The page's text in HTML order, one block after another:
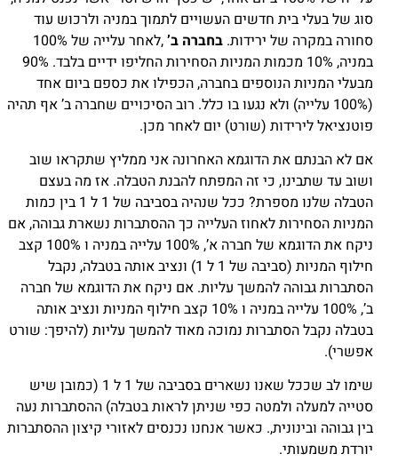
סוג של בעלי בית חדשים העשויים לתמוך במניה ולרכוש עוד
סחורה במקרה של ירידות. בחברה ב’
,לאחר עלייה של 100%
במניה, 10% מכמות המניות הסחירות החליפו ידיים בלבד. 90%
מבעלי המניות הנוספים בחברה, הכפילו את כספם ביום אחד
(100% עלייה) ולא נגעו בו כלל. רוב הסיכויים שחברה ב’ אף תהיה
פוטנציאל לירידות (שורט) יום לאחר מכן.
אם לא הבנתם את הדוגמא האחרונה אני ממליץ שתקראו שוב
ושוב עד שתבינו, כי זה המפתח להבנת הטבלה. אז מה בעצם
הטבלה שלנו מספרת? ככל שנהיה בסביבה של 1 ל 1 בין כמות
המניות הסחירות לאחוז העלייה כך ההסתברות נשארת גבוהה, אם
ניקח את הדוגמא של חברה א’, 100% עלייה במניה ו 100% קצב
חילוף המניות (סביבה של 1 ל 1) ונציב אותה בטבלה, נקבל
הסתברות גבוהה להמשך עליות. אם ניקח את הדוגמא של חברה
ב’, 100% עלייה במניה ו 10% קצב חילוף המניות ונציב אותה
בטבלה נקבל הסתברות נמוכה מאוד להמשך עליות (להיפך: שורט
אפשרי).
שימו לב שככל שאנו נשארים בסביבה של 1 ל 1 (כמובן שיש
סטייה למעלה ולמטה כפי שניתן לראות בטבלה) ההסתברות נעה
בין גבוהה ובינונית,. כאשר אנחנו נכנסים לאזורי קיצון ההסתברות
יורדת משמעותי.